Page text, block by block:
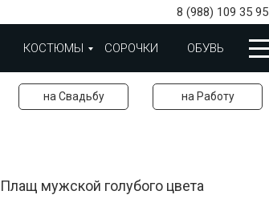
8 (988) 109 35 95
КОСТЮМЫ СОРОЧКИ ОБУВЬ
на Свадьбу на Работу
Плащ мужской голубого цвета